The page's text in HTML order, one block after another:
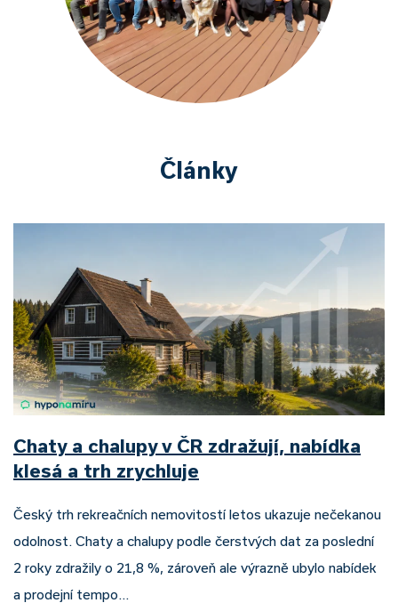
Články
Chaty a chalupy v ČR zdražují, nabídka
klesá a trh zrychluje
Český trh rekreačních nemovitostí letos ukazuje nečekanou
odolnost. Chaty a chalupy podle čerstvých dat za poslední
2 roky zdražily o 21,8 %, zároveň ale výrazně ubylo nabídek
a prodejní tempo…